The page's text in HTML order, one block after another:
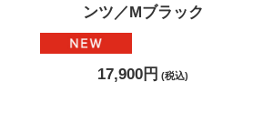
ンツ／Mブラック
17,900円 (税込)